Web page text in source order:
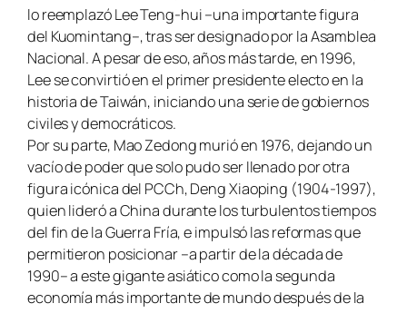
lo reemplazó Lee Teng-hui –una importante figura
del Kuomintang–, tras ser designado por la Asamblea
Nacional. A pesar de eso, años más tarde, en 1996,
Lee se convirtió en el primer presidente electo en la
historia de Taiwán, iniciando una serie de gobiernos
civiles y democráticos.
Por su parte, Mao Zedong murió en 1976, dejando un
vacío de poder que solo pudo ser llenado por otra
figura icónica del PCCh, Deng Xiaoping (1904-1997),
quien lideró a China durante los turbulentos tiempos
del fin de la Guerra Fría, e impulsó las reformas que
permitieron posicionar –a partir de la década de
1990– a este gigante asiático como la segunda
economía más importante de mundo después de la